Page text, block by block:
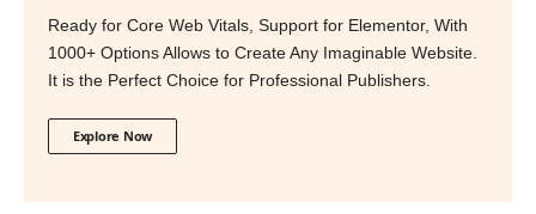
Ready for Core Web Vitals, Support for Elementor, With
1000+ Options Allows to Create Any Imaginable Website.
It is the Perfect Choice for Professional Publishers.
Explore Now